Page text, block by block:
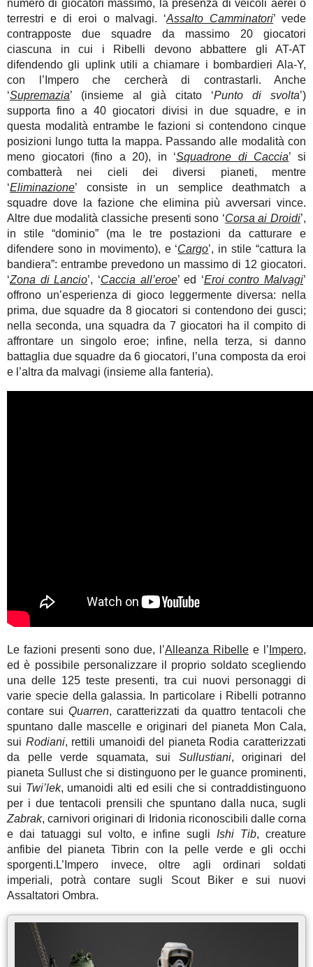
numero di giocatori massimo, la presenza di veicoli aerei o
terrestri e di eroi o malvagi. ‘Assalto Camminatori’ vede
contrapposte due squadre da massimo 20 giocatori
ciascuna in cui i Ribelli devono abbattere gli AT-AT
difendendo gli uplink utili a chiamare i bombardieri Ala-Y,
con l’Impero che cercherà di contrastarli. Anche
‘Supremazia’ (insieme al già citato ‘Punto di svolta’)
supporta fino a 40 giocatori divisi in due squadre, e in
questa modalità entrambe le fazioni si contendono cinque
posizioni lungo tutta la mappa. Passando alle modalità con
meno giocatori (fino a 20), in ‘Squadrone di Caccia’ si
combatterà nei cieli dei diversi pianeti, mentre
‘Eliminazione’ consiste in un semplice deathmatch a
squadre dove la fazione che elimina più avversari vince.
Altre due modalità classiche presenti sono ‘Corsa ai Droidi’,
in stile “dominio” (ma le tre postazioni da catturare e
difendere sono in movimento), e ‘Cargo’, in stile “cattura la
bandiera”: entrambe prevedono un massimo di 12 giocatori.
‘Zona di Lancio’, ‘Caccia all’eroe’ ed ‘Eroi contro Malvagi’
offrono un’esperienza di gioco leggermente diversa: nella
prima, due squadre da 8 giocatori si contendono dei gusci;
nella seconda, una squadra da 7 giocatori ha il compito di
affrontare un singolo eroe; infine, nella terza, si danno
battaglia due squadre da 6 giocatori, l’una composta da eroi
e l’altra da malvagi (insieme alla fanteria).
Le fazioni presenti sono due, l’Alleanza Ribelle e l’ Impero,
ed è possibile personalizzare il proprio soldato scegliendo
una delle 125 teste presenti, tra cui nuovi personaggi di
varie specie della galassia. In particolare i Ribelli potranno
contare sui Quarren, caratterizzati da quattro tentacoli che
spuntano dalle mascelle e originari del pianeta Mon Cala,
sui Rodiani, rettili umanoidi del pianeta Rodia caratterizzati
da pelle verde squamata, sui Sullustiani, originari del
pianeta Sullust che si distinguono per le guance prominenti,
sui Twi’lek, umanoidi alti ed esili che si contraddistinguono
per i due tentacoli prensili che spuntano dalla nuca, sugli
Zabrak, carnivori originari di Iridonia riconoscibili dalle corna
e dai tatuaggi sul volto, e infine sugli Ishi Tib, creature
anfibie del pianeta Tibrin con la pelle verde e gli occhi
sporgenti.L’Impero invece, oltre agli ordinari soldati
imperiali, potrà contare sugli Scout Biker e sui nuovi
Assaltatori Ombra.